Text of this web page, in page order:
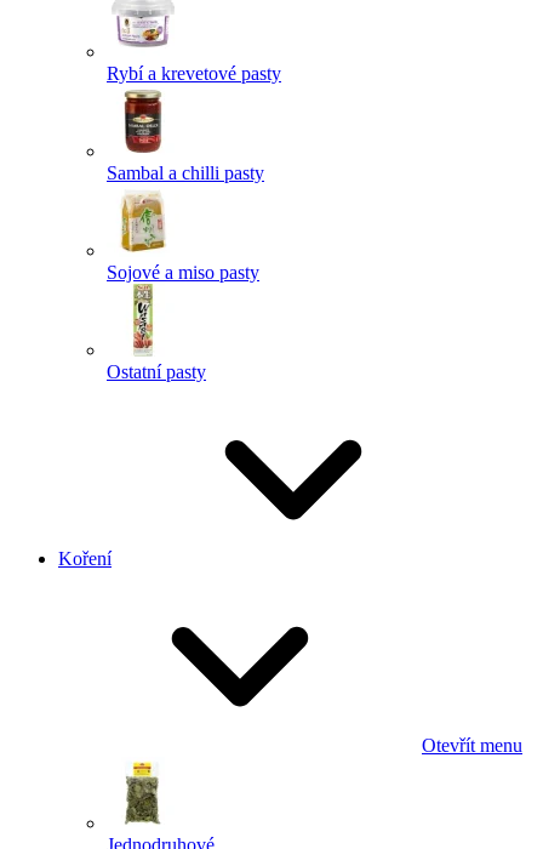
Rybí a krevetové pasty
Sambal a chilli pasty
Sojové a miso pasty
Ostatní pasty
Koření
Otevřít menu
Jednodruhové